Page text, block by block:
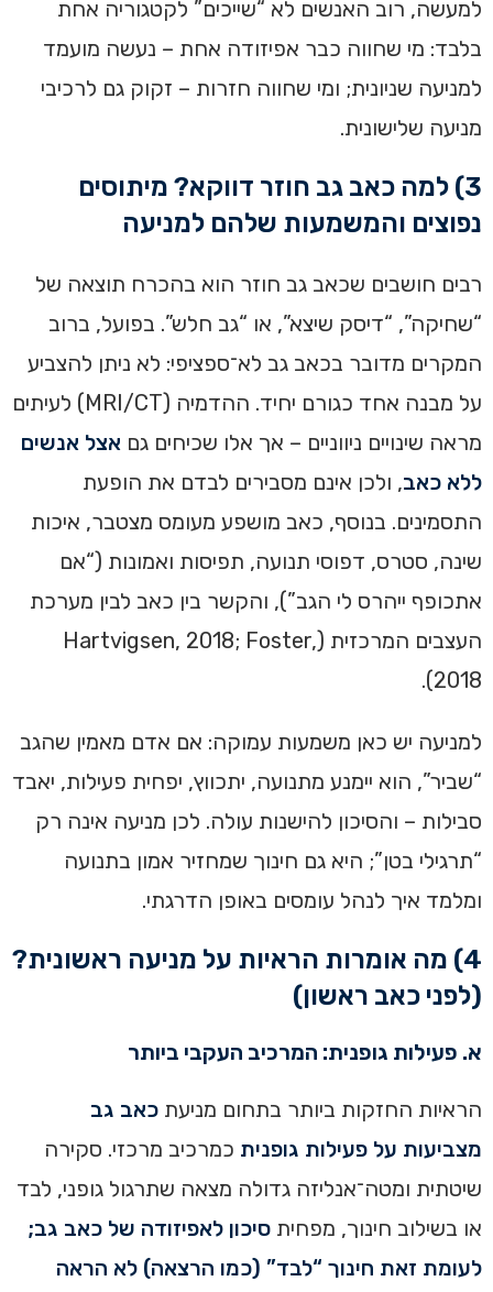
למעשה, רוב האנשים לא “שייכים” לקטגוריה אחת
בלבד: מי שחווה כבר אפיזודה אחת – נעשה מועמד
למניעה שניונית; ומי שחווה חזרות – זקוק גם לרכיבי
מניעה שלישונית.
3) למה כאב גב חוזר דווקא? מיתוסים
נפוצים והמשמעות שלהם למניעה
רבים חושבים שכאב גב חוזר הוא בהכרח תוצאה של
“שחיקה”, “דיסק שיצא”, או “גב חלש”. בפועל, ברוב
המקרים מדובר בכאב גב לא־ספציפי: לא ניתן להצביע
על מבנה אחד כגורם יחיד. ההדמיה (MRI/CT) לעיתים
מראה שינויים ניווניים – אך אלו שכיחים גם אצל אנשים
ללא כאב, ולכן אינם מסבירים לבדם את הופעת
התסמינים. בנוסף, כאב מושפע מעומס מצטבר, איכות
שינה, סטרס, דפוסי תנועה, תפיסות ואמונות (“אם
אתכופף ייהרס לי הגב”), והקשר בין כאב לבין מערכת
העצבים המרכזית (Hartvigsen, 2018; Foster,
2018).
למניעה יש כאן משמעות עמוקה: אם אדם מאמין שהגב
“שביר”, הוא יימנע מתנועה, יתכווץ, יפחית פעילות, יאבד
סבילות – והסיכון להישנות עולה. לכן מניעה אינה רק
“תרגילי בטן”; היא גם חינוך שמחזיר אמון בתנועה
ומלמד איך לנהל עומסים באופן הדרגתי.
4) מה אומרות הראיות על מניעה ראשונית?
(לפני כאב ראשון)
א. פעילות גופנית: המרכיב העקבי ביותר
הראיות החזקות ביותר בתחום מניעת כאב גב
מצביעות על פעילות גופנית כמרכיב מרכזי. סקירה
שיטתית ומטה־אנליזה גדולה מצאה שתרגול גופני, לבד
או בשילוב חינוך, מפחית סיכון לאפיזודה של כאב גב;
לעומת זאת חינוך “לבד” (כמו הרצאה) לא הראה